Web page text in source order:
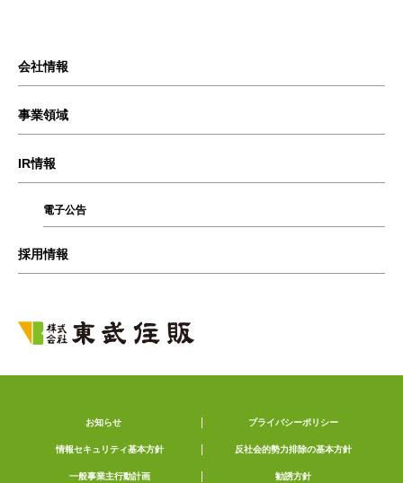
会社情報
事業領域
IR情報
電子公告
採用情報
お知らせ プライバシーポリシー
情報セキュリティ基本方針 反社会的勢力排除の基本方針
一般事業主行動計画 勧誘方針